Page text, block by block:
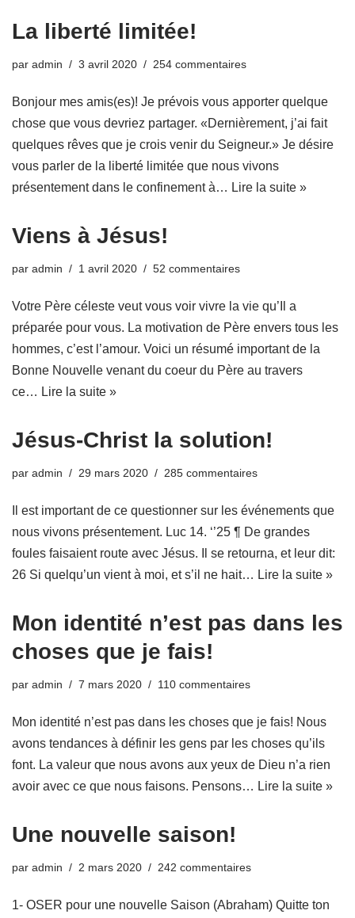
La liberté limitée!
par admin 3 avril 2020 254 commentaires
Bonjour mes amis(es)! Je prévois vous apporter quelque
chose que vous devriez partager. «Dernièrement, j’ai fait
quelques rêves que je crois venir du Seigneur.» Je désire
vous parler de la liberté limitée que nous vivons
présentement dans le confinement à… Lire la suite »
Viens à Jésus!
par admin 1 avril 2020 52 commentaires
Votre Père céleste veut vous voir vivre la vie qu’Il a
préparée pour vous. La motivation de Père envers tous les
hommes, c’est l’amour. Voici un résumé important de la
Bonne Nouvelle venant du coeur du Père au travers
ce… Lire la suite »
Jésus-Christ la solution!
par admin 29 mars 2020 285 commentaires
Il est important de ce questionner sur les événements que
nous vivons présentement. Luc 14. ‘’25 ¶ De grandes
foules faisaient route avec Jésus. Il se retourna, et leur dit:
26 Si quelqu’un vient à moi, et s’il ne hait… Lire la suite »
Mon identité n’est pas dans les
choses que je fais!
par admin 7 mars 2020 110 commentaires
Mon identité n’est pas dans les choses que je fais! Nous
avons tendances à définir les gens par les choses qu’ils
font. La valeur que nous avons aux yeux de Dieu n’a rien
avoir avec ce que nous faisons. Pensons… Lire la suite »
Une nouvelle saison!
par admin 2 mars 2020 242 commentaires
1- OSER pour une nouvelle Saison (Abraham) Quitte ton